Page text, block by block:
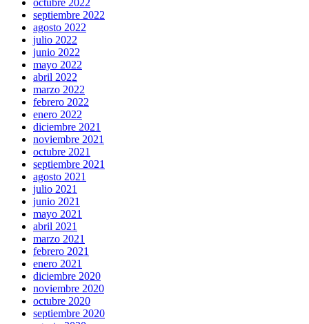
septiembre 2022
agosto 2022
julio 2022
junio 2022
mayo 2022
abril 2022
marzo 2022
febrero 2022
enero 2022
diciembre 2021
noviembre 2021
octubre 2021
septiembre 2021
agosto 2021
julio 2021
junio 2021
mayo 2021
abril 2021
marzo 2021
febrero 2021
enero 2021
diciembre 2020
noviembre 2020
octubre 2020
septiembre 2020